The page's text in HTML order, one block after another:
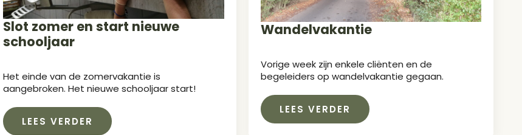
Slot zomer en start nieuwe
schooljaar
Het einde van de zomervakantie is
aangebroken. Het nieuwe schooljaar start!
LEES VERDER
Wandelvakantie
Vorige week zijn enkele cliënten en de
begeleiders op wandelvakantie gegaan.
LEES VERDER